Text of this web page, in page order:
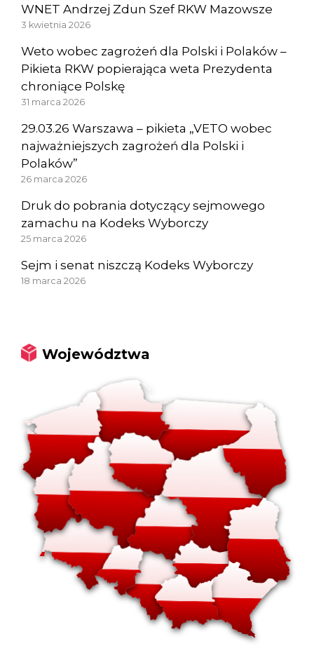
WNET Andrzej Zdun Szef RKW Mazowsze
3 kwietnia 2026
Weto wobec zagrożeń dla Polski i Polaków –
Pikieta RKW popierająca weta Prezydenta
chroniące Polskę
31 marca 2026
29.03.26 Warszawa – pikieta „VETO wobec
najważniejszych zagrożeń dla Polski i
Polaków”
26 marca 2026
Druk do pobrania dotyczący sejmowego
zamachu na Kodeks Wyborczy
25 marca 2026
Sejm i senat niszczą Kodeks Wyborczy
18 marca 2026
Województwa